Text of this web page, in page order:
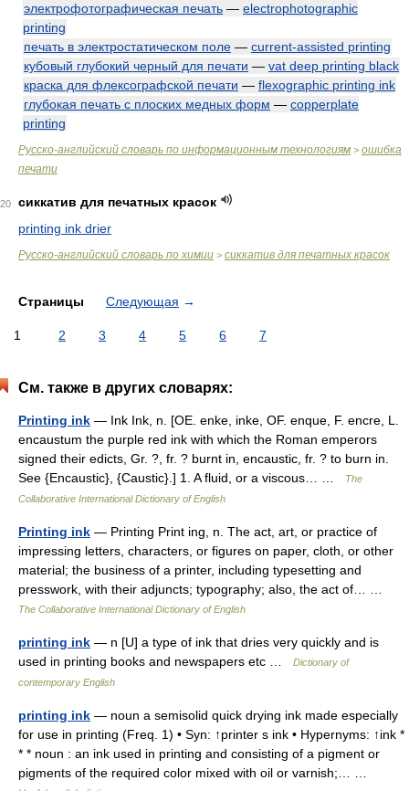
электрофотографическая печать — electrophotographic
printing
печать в электростатическом поле — current-assisted printing
кубовый глубокий черный для печати — vat deep printing black
краска для флексографской печати — flexographic printing ink
глубокая печать с плоских медных форм — copperplate
printing
Русско-английский словарь по информационным технологиям > ошибка
печати
20
сиккатив для печатных красок
printing ink drier
Русско-английский словарь по химии > сиккатив для печатных красок
Страницы Следующая →
1 2 3 4 5 6 7
См. также в других словарях:
Printing ink — Ink Ink, n. [OE. enke, inke, OF. enque, F. encre, L.
encaustum the purple red ink with which the Roman emperors
signed their edicts, Gr. ?, fr. ? burnt in, encaustic, fr. ? to burn in.
See {Encaustic}, {Caustic}.] 1. A fluid, or a viscous… …
The
Collaborative International Dictionary of English
Printing ink — Printing Print ing, n. The act, art, or practice of
impressing letters, characters, or figures on paper, cloth, or other
material; the business of a printer, including typesetting and
presswork, with their adjuncts; typography; also, the act of… …
The Collaborative International Dictionary of English
printing ink — n [U] a type of ink that dries very quickly and is
used in printing books and newspapers etc …
Dictionary of
contemporary English
printing ink — noun a semisolid quick drying ink made especially
for use in printing (Freq. 1) • Syn: ↑printer s ink • Hypernyms: ↑ink *
* * noun : an ink used in printing and consisting of a pigment or
pigments of the required color mixed with oil or varnish;… …